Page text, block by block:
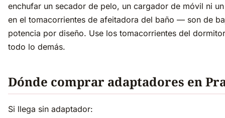
enchufar un secador de pelo, un cargador de móvil ni
en el tomacorrientes de afeitadora del baño — son de
potencia por diseño. Use los tomacorrientes del
todo lo demás.
Dónde comprar adaptadores en
Si llega sin adaptador: